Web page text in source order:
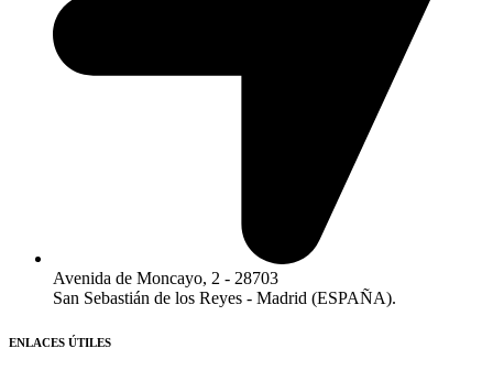
Avenida de Moncayo, 2 - 28703
San Sebastián de los Reyes - Madrid (ESPAÑA).​
ENLACES ÚTILES